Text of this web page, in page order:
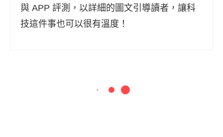
與 APP 評測，以詳細的圖文引導讀者，讓科
技這件事也可以很有溫度！